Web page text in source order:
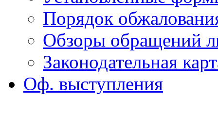
Порядок
Обзоры обращений
Законодательная
Оф. выступления